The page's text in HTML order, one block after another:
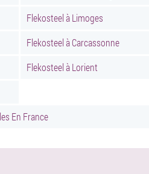
Flekosteel à Limoges
Flekosteel à Carcassonne
Flekosteel à Lorient
En France